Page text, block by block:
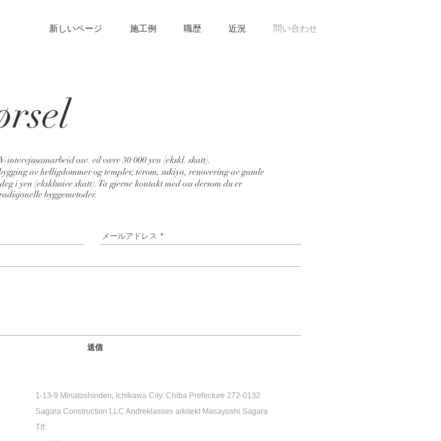
intervjusamarbeid osv. vil være 30 000 yen (ekskl. skatt).
av helligdommer og templer, terom, sukiya, renovering av gamle
i yen (eksklusive skatt). Ta gjerne kontakt med oss dersom du er
byggemetoder.
送信
新しいページ 施工例 職歴 近況 問い合わせ
1-13-9 Minatoshinden, Ichikawa City, Chiba Prefecture 272-0132
Sagara Construction LLC Andreklasses arkitekt Masayoshi Sagara
Tlf: